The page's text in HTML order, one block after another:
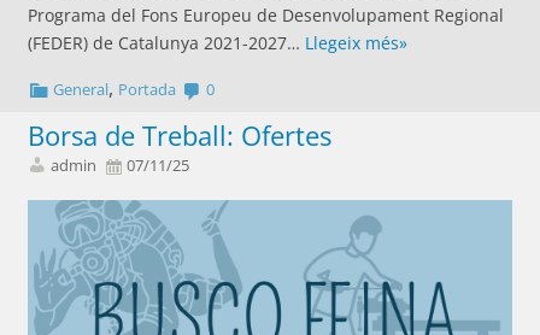
Programa del Fons Europeu de Desenvolupament Regional
(FEDER) de Catalunya 2021-2027… Llegeix més»
General, Portada 0
Borsa de Treball: Ofertes
admin 07/11/25